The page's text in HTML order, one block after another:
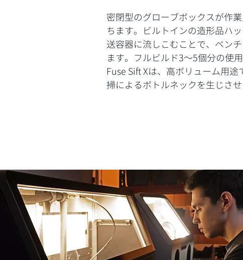
密閉型のグローブボックスが作
ちます。ビルトインの造形品ハ
送容器に流しこむことで、ベン
ます。フルビルド3〜5個分の使
Fuse Sift Xは、高ボリューム用
掃によるボトルネックを生じさせ